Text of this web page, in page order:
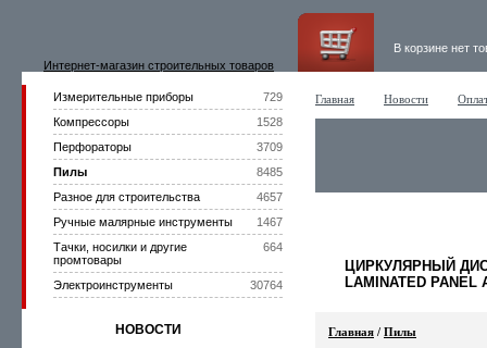
Интернет-магазин строительных товаров
В корзине нет
729
Измерительные приборы
1528
Компрессоры
3709
Перфораторы
8485
Пилы
4657
Разное для строительства
1467
Ручные малярные инструменты
664
Тачки, носилки и другие
промтовары
30764
Электроинструменты
НОВОСТИ
Главная Новости
ЦИРКУЛЯРНЫЙ ДИСК
LAMINATED PANEL
Главная / Пилы